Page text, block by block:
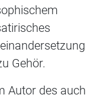
Gehör.
Autor des auch